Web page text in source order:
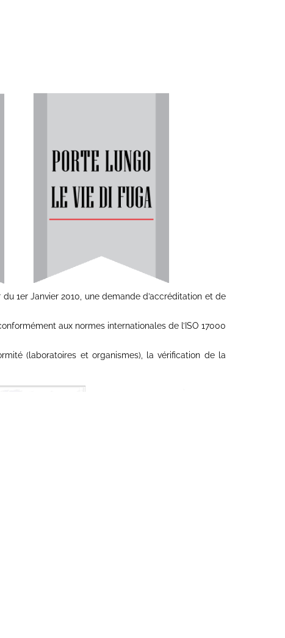
1er Janvier 2010, une demande d’accréditation et de
aux normes internationales de l’ISO 17000
(laboratoires et organismes), la vérification de la